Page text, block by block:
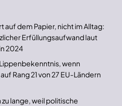
dem Papier, nicht im Alltag:
Erfüllungsaufwand laut
2024
wenn
Rang 21 von 27 EU-Ländern
lange, weil politische